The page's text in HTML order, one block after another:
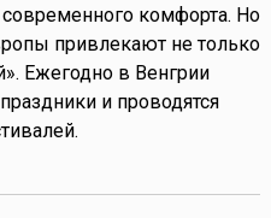
комфорта. Но
привлекают не только
Ежегодно в Венгрии
и проводятся